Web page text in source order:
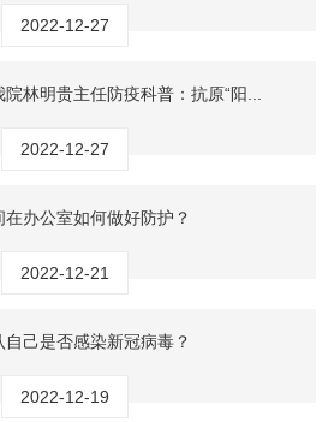
2022-12-27
林明贵主任防疫科普：抗原“阳...
2022-12-27
在办公室如何做好防护？
2022-12-21
自己是否感染新冠病毒？
2022-12-19